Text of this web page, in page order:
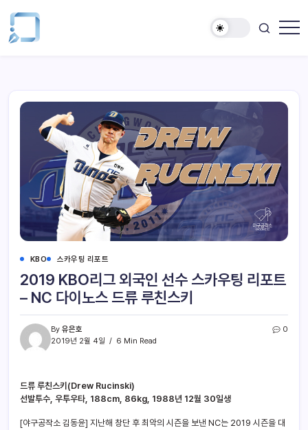
KBO 스카우팅 리포트
2019 KBO리그 외국인 선수 스카우팅 리포트
– NC 다이노스 드류 루친스키
By 유은호
2019년 2월 4일
6 Min Read
0
드류 루친스키(Drew Rucinski)
선발투수, 우투우타, 188cm, 86kg, 1988년 12월 30일생
[야구공작소 김동윤] 지난해 창단 후 최악의 시즌을 보낸 NC는 2019 시즌을 대